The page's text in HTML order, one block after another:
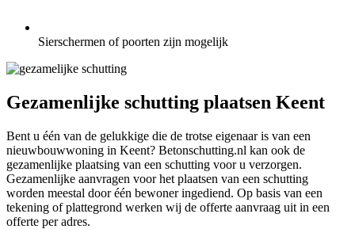
Sierschermen of poorten zijn mogelijk
Gezamenlijke schutting plaatsen Keent
Bent u één van de gelukkige die de trotse eigenaar is van een
nieuwbouwwoning in Keent? Betonschutting.nl kan ook de
gezamenlijke plaatsing van een schutting voor u verzorgen.
Gezamenlijke aanvragen voor het plaatsen van een schutting
worden meestal door één bewoner ingediend. Op basis van een
tekening of plattegrond werken wij de offerte aanvraag uit in een
offerte per adres.